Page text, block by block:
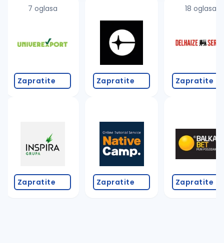
7 oglasa
Zapratite
Zapratite
Zapratite
Zapratite
18 oglasa
Zapratite
Zapratite